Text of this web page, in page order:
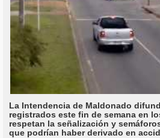
La Intendencia de Maldonado
registrados este fin de semana en
respetan la señalización y
que podrían haber derivado en